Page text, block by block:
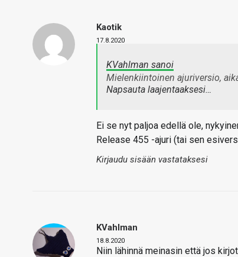
Kaotik
17.8.2020
KVahlman sanoi
Mielenkiintoinen ajuriversio,
Napsauta laajentaaksesi…
Ei se nyt paljoa edellä ole,
Release 455 -ajuri (tai sen
Kirjaudu sisään vastataksesi
KVahlman
18.8.2020
Niin lähinnä meinasin että jos